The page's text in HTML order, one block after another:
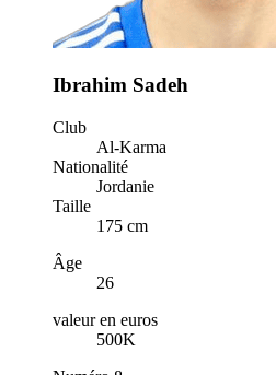
Ibrahim Sadeh
Club
Al-Karma
Nationalité
Jordanie
Taille
175 cm
Âge
26
valeur en euros
500K